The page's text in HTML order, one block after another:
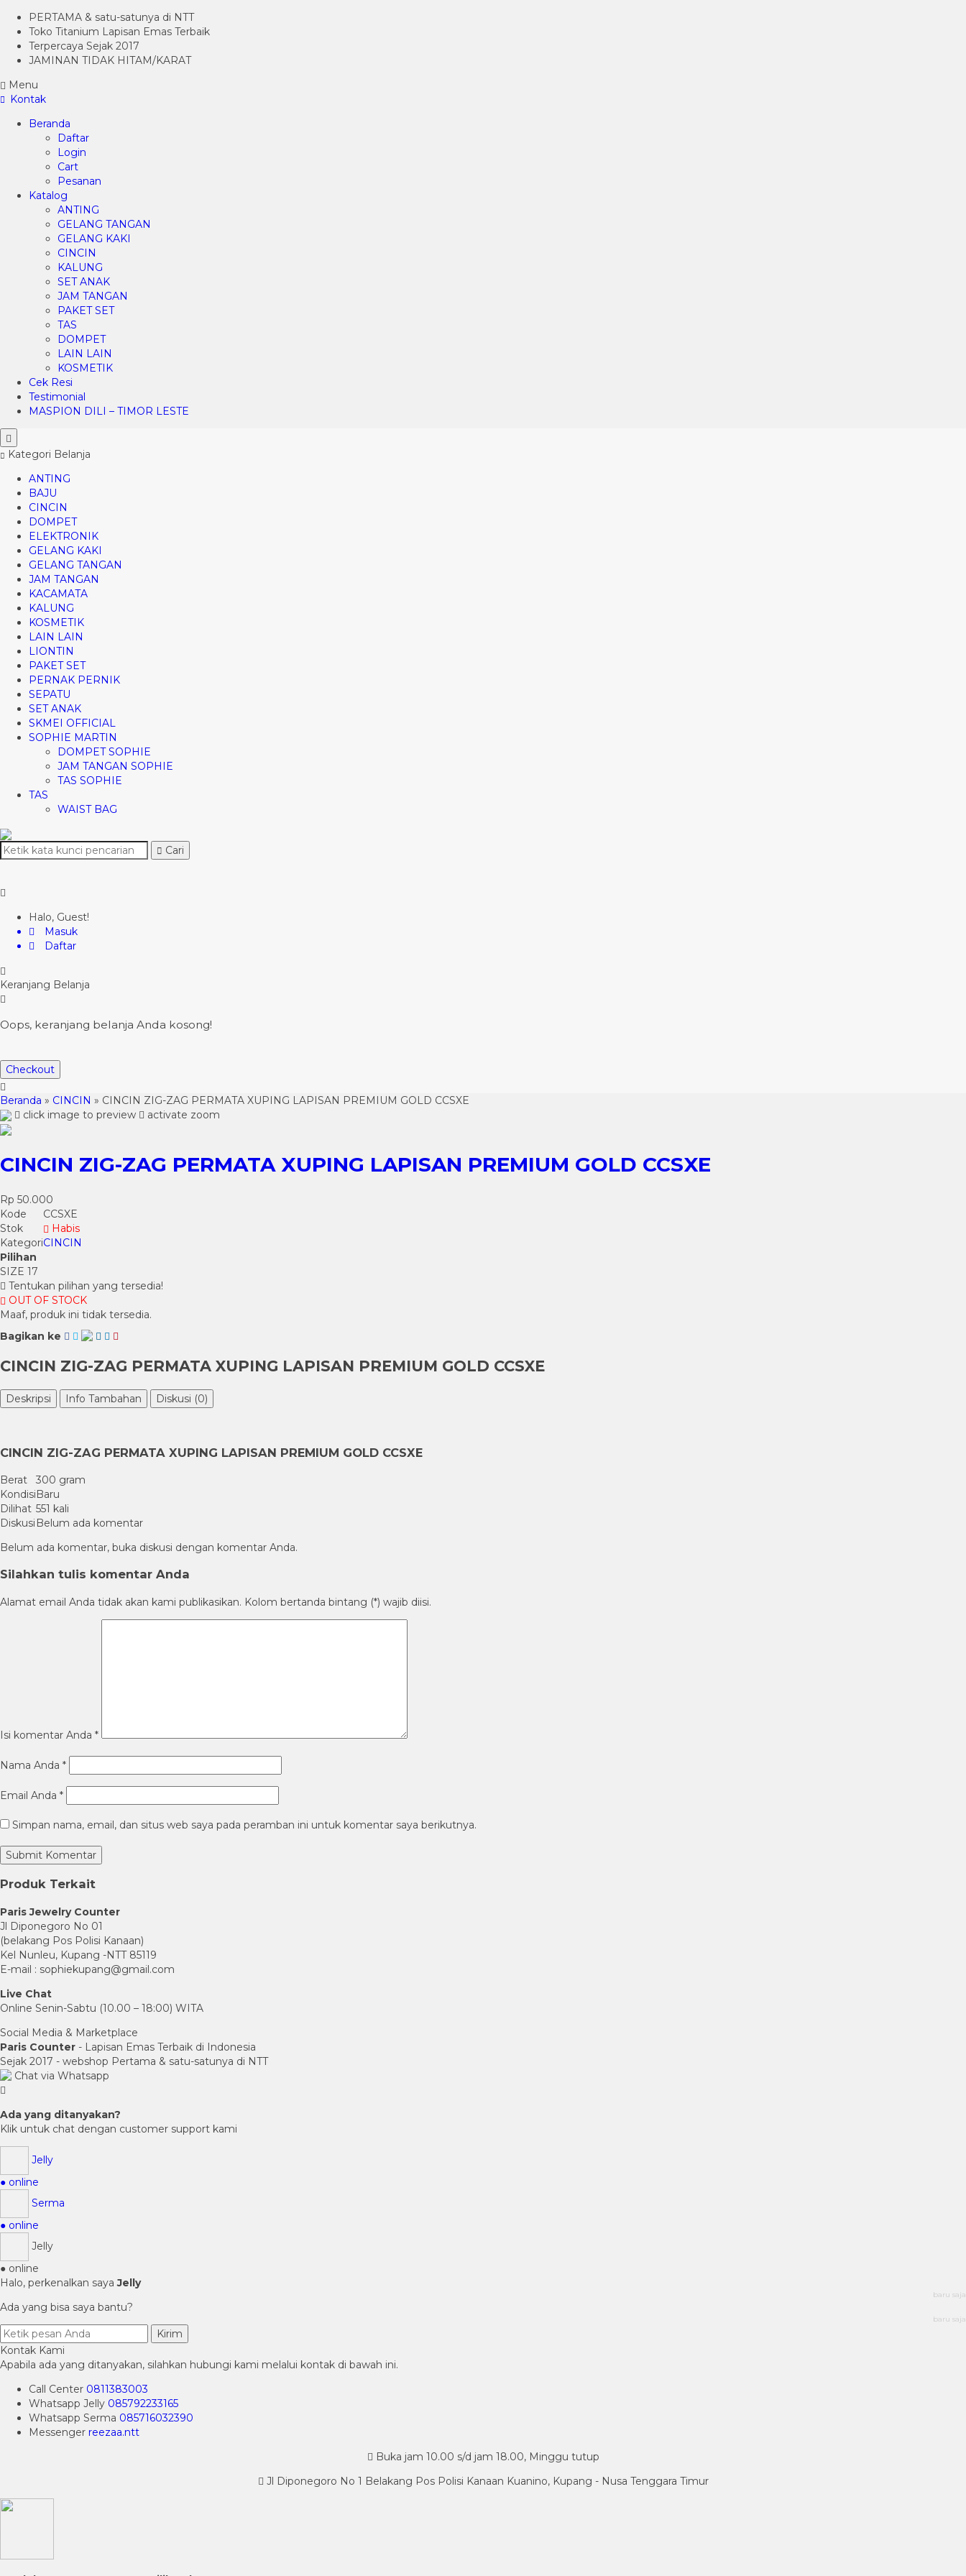
PERTAMA & satu-satunya di NTT
Toko Titanium Lapisan Emas Terbaik
Terpercaya Sejak 2017
JAMINAN TIDAK HITAM/KARAT
Menu
Kontak
Beranda
Daftar
Login
Cart
Pesanan
Katalog
ANTING
GELANG TANGAN
GELANG KAKI
CINCIN
KALUNG
SET ANAK
JAM TANGAN
PAKET SET
TAS
DOMPET
LAIN LAIN
KOSMETIK
Cek Resi
Testimonial
MASPION DILI – TIMOR LESTE
Kategori Belanja
ANTING
BAJU
CINCIN
DOMPET
ELEKTRONIK
GELANG KAKI
GELANG TANGAN
JAM TANGAN
KACAMATA
KALUNG
KOSMETIK
LAIN LAIN
LIONTIN
PAKET SET
PERNAK PERNIK
SEPATU
SET ANAK
SKMEI OFFICIAL
SOPHIE MARTIN
DOMPET SOPHIE
JAM TANGAN SOPHIE
TAS SOPHIE
TAS
WAIST BAG
Cari
Halo, Guest!
Masuk
Daftar
Keranjang Belanja
Oops, keranjang belanja Anda kosong!
Checkout
Beranda » CINCIN » CINCIN ZIG-ZAG PERMATA XUPING LAPISAN PREMIUM GOLD CCSXE
click image to preview
activate zoom
CINCIN ZIG-ZAG PERMATA XUPING LAPISAN PREMIUM GOLD CCSXE
Rp 50.000
Kode
CCSXE
Stok
Habis
KategoriCINCIN
Pilihan
SIZE 17
Tentukan pilihan yang tersedia!
OUT OF STOCK
Maaf, produk ini tidak tersedia.
Bagikan ke
CINCIN ZIG-ZAG PERMATA XUPING LAPISAN PREMIUM GOLD CCSXE
Deskripsi Info Tambahan Diskusi (0)
CINCIN ZIG-ZAG PERMATA XUPING LAPISAN PREMIUM GOLD CCSXE
Berat
300 gram
KondisiBaru
Dilihat 551 kali
Diskusi Belum ada komentar
Belum ada komentar, buka diskusi dengan komentar Anda.
Silahkan tulis komentar Anda
Alamat email Anda tidak akan kami publikasikan. Kolom bertanda bintang (*) wajib diisi.
Isi komentar Anda *
Nama Anda *
Email Anda *
Simpan nama, email, dan situs web saya pada peramban ini untuk komentar saya berikutnya.
Produk Terkait
Paris Jewelry Counter
Jl Diponegoro No 01
(belakang Pos Polisi Kanaan)
Kel Nunleu, Kupang -NTT 85119
E-mail : sophiekupang@gmail.com
Live Chat
Online Senin-Sabtu (10.00 – 18:00) WITA
Social Media & Marketplace
Paris Counter - Lapisan Emas Terbaik di Indonesia
Sejak 2017 - webshop Pertama & satu-satunya di NTT
Chat via Whatsapp
Ada yang ditanyakan?
Klik untuk chat dengan customer support kami
Jelly
● online
Serma
● online
Jelly
● online
Halo, perkenalkan sayaJelly
baru saja
Ada yang bisa saya bantu?
baru saja
Kirim
Kontak Kami
Apabila ada yang ditanyakan, silahkan hubungi kami melalui kontak di bawah ini.
Call Center 0811383003
Whatsapp Jelly 085792233165
Whatsapp Serma 085716032390
Messenger reezaa.ntt
Buka jam 10.00 s/d jam 18.00, Minggu tutup
Jl Diponegoro No 1 Belakang Pos Polisi Kanaan Kuanino, Kupang - Nusa Tenggara Timur